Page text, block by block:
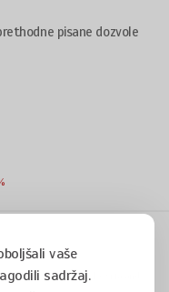
vaše
sadržaj.
pisane dozvole
53, 71000 Sarajevo, Bosnia and